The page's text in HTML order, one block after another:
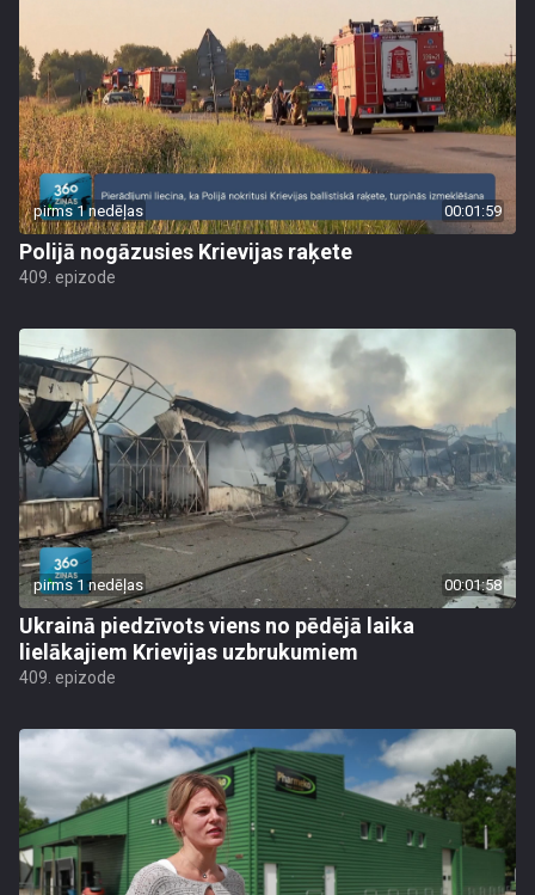
pirms 1 nedēļas 00:01:59
Polijā nogāzusies Krievijas raķete
409. epizode
pirms 1 nedēļas 00:01:58
Ukrainā piedzīvots viens no pēdējā laika
lielākajiem Krievijas uzbrukumiem
409. epizode